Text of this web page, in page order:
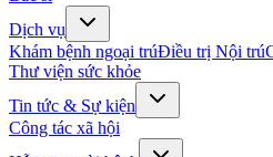
Dịch vụ
Khám bệnh ngoại trúĐiều trị Nội trú
Thư viện sức khỏe
Tin tức & Sự kiện
Công tác xã hội